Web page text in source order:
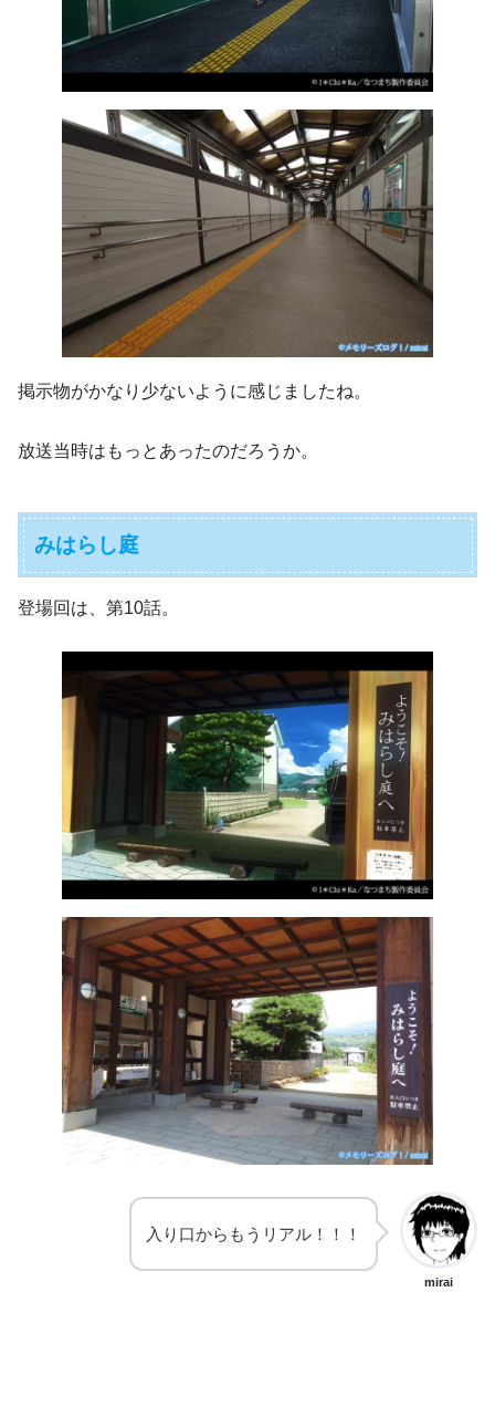
掲示物がかなり少ないように感じましたね。
放送当時はもっとあったのだろうか。
みはらし庭
登場回は、第10話。
mirai
入り口からもうリアル！！！